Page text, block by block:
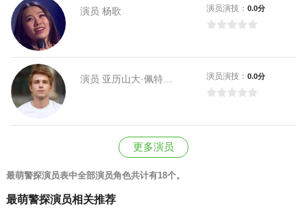
演员 杨歌 演员演技：0.0分
演员 亚历山大·佩特罗夫 演员演技：0.0分
更多演员
最萌警探演员表中全部演员角色共计有18个。
最萌警探演员相关推荐